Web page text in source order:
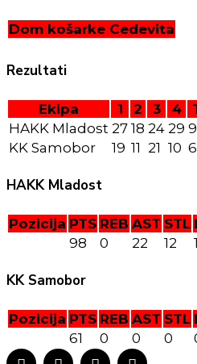
Dom košarke Cedevita
Rezultati
Ekipa 1 2 3 4
HAKK Mladost 27 18 24 29
KK Samobor
19 11 21 10
HAKK Mladost
Pozicija PTS REB AST STL
98
0 22 12 1
KK Samobor
Pozicija PTS REB AST STL
61
0 0 0